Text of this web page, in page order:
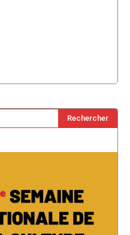
Rechercher